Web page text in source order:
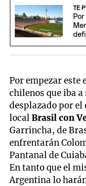
TE
Por empezar este
chilenos que iba
desplazado por el
localBrasil con
Garrincha, de
enfrentarán
Pantanal de
En tanto que el
Argentina lo